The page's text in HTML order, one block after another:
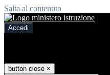
Salta al contenuto
Accedi
button close ×